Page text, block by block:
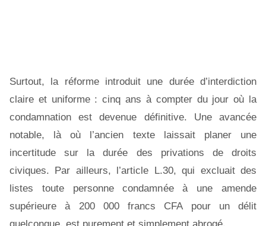
Surtout, la réforme introduit une durée d’interdiction
claire et uniforme : cinq ans à compter du jour où la
condamnation est devenue définitive. Une avancée
notable, là où l’ancien texte laissait planer une
incertitude sur la durée des privations de droits
civiques. Par ailleurs, l’article L.30, qui excluait des
listes toute personne condamnée à une amende
supérieure à 200 000 francs CFA pour un délit
quelconque, est purement et simplement abrogé.